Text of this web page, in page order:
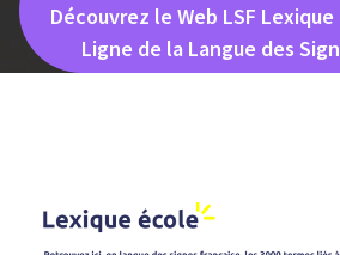
Découvrez le Web LSF
Ligne de la Langue des